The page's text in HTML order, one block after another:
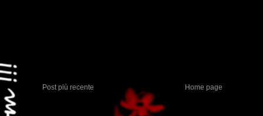
Post più recente Home page